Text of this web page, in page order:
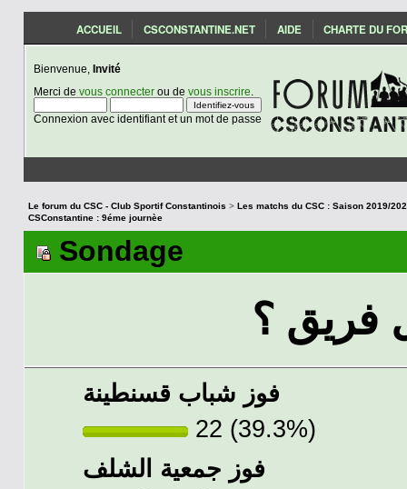
ACCUEIL CSCONSTANTINE.NET AIDE CHARTE DU
Bienvenue, Invité
Merci de vous connecterou de vous inscrire
Connexion avec identifiant et un mot de passe
Le forum du CSC - Club Sportif Constantinois >
CSConstantine : 9éme journèe
Sondage
؟
فوز شباب قسنطينة
22 (39.3%)
فوز جمعية الشلف